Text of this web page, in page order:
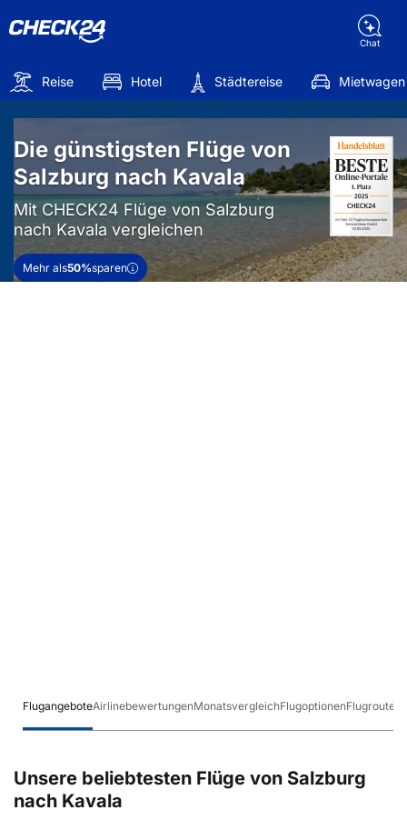
Chat
Reise Hotel Städtereise Mietwagen
Die günstigsten Flüge von
Salzburg nach Kavala
Mit CHECK24 Flüge von Salzburg
nach Kavala vergleichen
Mehr als50%sparen
FlugangeboteAirlinebewertungenMonatsvergleichFlugoptionenFlugrouten
Unsere beliebtesten Flüge von Salzburg
nach Kavala